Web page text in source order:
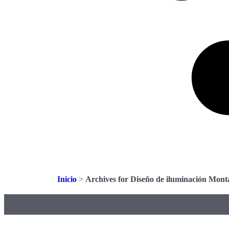
Inicio > Archives for Diseño de iluminación